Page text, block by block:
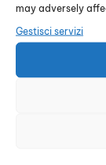
may adversely
Gestisci servizi
di acqua
Se
una
installare
esigenze e